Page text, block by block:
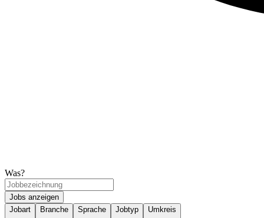
Was?
Jobs anzeigen
Jobart
Branche Sprache Jobtyp Umkreis